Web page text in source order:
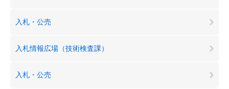
入札・公売
入札情報広場（技術検査課）
入札・公売